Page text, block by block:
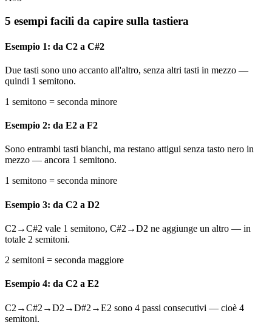
5 esempi facili da capire sulla tastiera
Esempio 1: da C2 a C#2
Due tasti sono uno accanto all'altro, senza altri tasti in mezzo —
quindi 1 semitono.
1 semitono = seconda minore
Esempio 2: da E2 a F2
Sono entrambi tasti bianchi, ma restano attigui senza tasto nero in
mezzo — ancora 1 semitono.
1 semitono = seconda minore
Esempio 3: da C2 a D2
C2→C#2 vale 1 semitono, C#2→D2 ne aggiunge un altro — in
totale 2 semitoni.
2 semitoni = seconda maggiore
Esempio 4: da C2 a E2
C2→C#2→D2→D#2→E2 sono 4 passi consecutivi — cioè 4
semitoni.